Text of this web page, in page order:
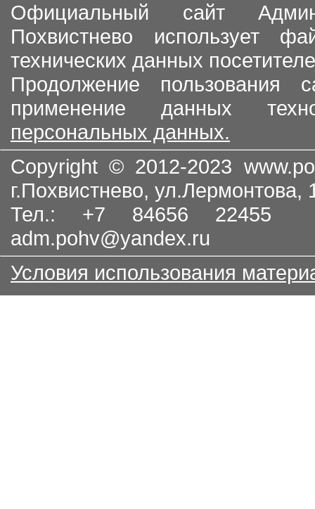
Официальный сайт
Похвистнево использует
технических данных
Продолжение пользования
применение данных
персональных данных.
Copyright © 2012-2023
г.Похвистнево, ул.Лермонтова,
Тел.: +7 84656
adm.pohv@yandex.ru
Условия использования